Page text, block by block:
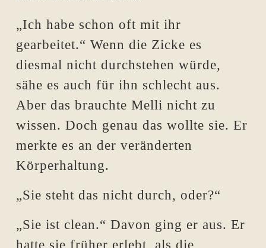
„Ich habe schon oft mit ihr
gearbeitet.“ Wenn die Zicke es
diesmal nicht durchstehen würde,
sähe es auch für ihn schlecht aus.
Aber das brauchte Melli nicht zu
wissen. Doch genau das wollte sie. Er
merkte es an der veränderten
Körperhaltung.
„Sie steht das nicht durch, oder?“
„Sie ist clean.“ Davon ging er aus. Er
hatte sie früher erlebt, als die